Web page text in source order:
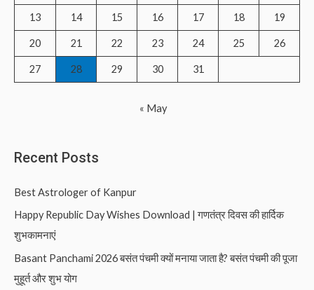
13 14 15 16 17 18 19
20 21 22 23 24 25 26
27 28 29 30 31
« May
Recent Posts
Best Astrologer of Kanpur
Happy Republic Day Wishes Download | गणतंत्र दिवस की हार्दिक
शुभकामनाएं
Basant Panchami 2026 बसंत पंचमी क्यों मनाया जाता है? बसंत पंचमी की पूजा
मुहूर्त और शुभ योग